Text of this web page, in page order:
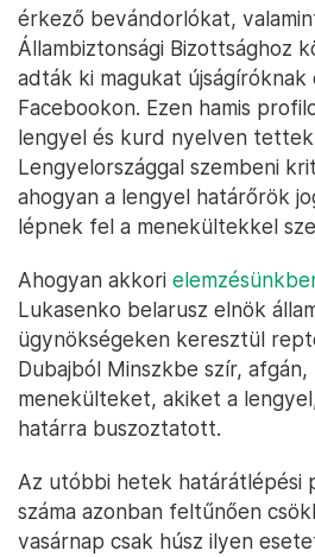
érkező bevándorlókat,
Állambiztonsági Bizottsághoz
adták ki magukat újságíróknak
Facebookon. Ezen hamis
lengyel és kurd nyelven
Lengyelországgal szembeni
ahogyan a lengyel határőrök
lépnek fel a menekültekkel
Ahogyan akkori
Lukasenko belarusz elnök
ügynökségeken keresztül
Dubajból Minszkbe szír,
menekülteket, akiket a
határra buszoztatott.
Az utóbbi hetek határátlépési
száma azonban feltűnően
vasárnap csak húsz ilyen